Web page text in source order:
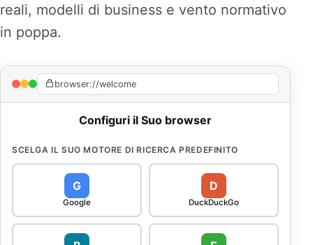
reali, modelli di business e vento normativo
in poppa.
browser://welcome
Configuri il Suo browser
SCELGA IL SUO MOTORE DI RICERCA PREDEFINITO
G
Google
D
DuckDuckGo